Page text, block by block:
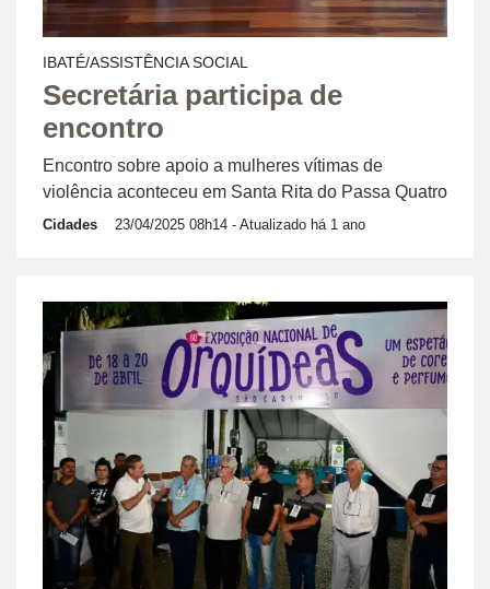
IBATÉ/ASSISTÊNCIA SOCIAL
Secretária participa de
encontro
Encontro sobre apoio a mulheres vítimas de
violência aconteceu em Santa Rita do Passa Quatro
Cidades 23/04/2025 08h14 - Atualizado há 1 ano